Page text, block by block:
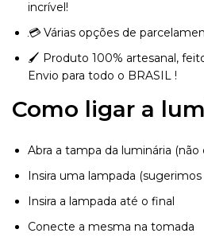
incrível!
💳 Várias opções de
🖌️ Produto 100% artesanal,
Envio para todo o BRASIL !
Como ligar a
Abra a tampa da luminária (não
Insira uma lampada
Insira a lampada até o final
Conecte a mesma na tomada